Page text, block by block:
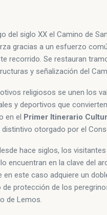
del siglo XX el Camino de
gracias a un esfuerzo
recorrido. Se restauran
y señalización del
religiosos se unen los
y deportivos que
en el Primer Itinerario
distintivo otorgado por el
hace siglos, los visitantes
encuentran en la clave del
en este caso adquiere un
de protección de los
de Lemos.